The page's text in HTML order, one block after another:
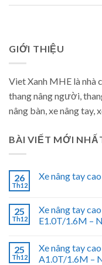
GIỚI THIỆU
Viet Xanh MHE là nhà
thang nâng người,
nâng bàn, xe nâng tay,
BÀI VIẾT MỚI
26
Th12
Xe nâng tay
25
Th12
Xe nâng tay
E1.0T/1.6M –
25
Th12
Xe nâng tay
A1.0T/1.6M –